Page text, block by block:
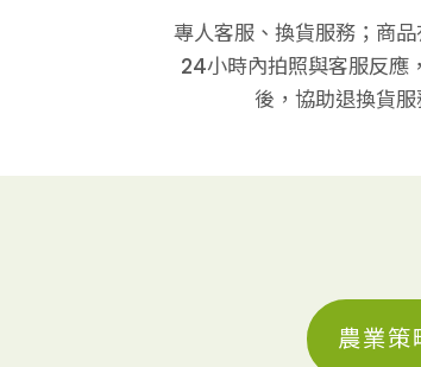
專人客服、換貨服務；商
24小時內拍照與客服反應
後，協助退換貨
農業策